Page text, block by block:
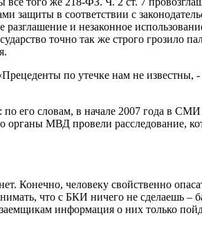
защиты в соответствии с
и незаконное
точно так же строго грозило
по утечке нам не известны,
его словам, в начале 2007 года в
МВД провели расследование,
человеку свойственно
что с БКИ ничего не сделаешь –
информация о них только